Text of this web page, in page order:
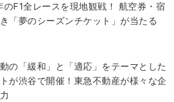
のF1全レースを現地観戦！ 航空券・宿
「夢のシーズンチケット」が当たる
の「緩和」と「適応」をテーマとした
が渋谷で開催！東急不動産が様々な企